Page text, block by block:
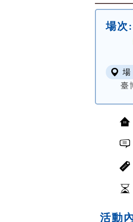
場次:
臺
活動